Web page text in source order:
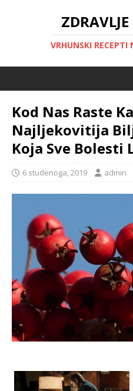
VRHUNSKI RECEPTI
Kod Nas Raste
Najljekovitija
Koja Sve Bolesti
6 studenoga, 2019 admin